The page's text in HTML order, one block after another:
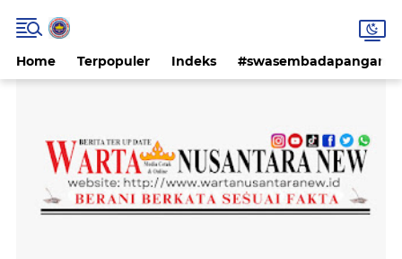
Home Terpopuler Indeks #swasembadapangan